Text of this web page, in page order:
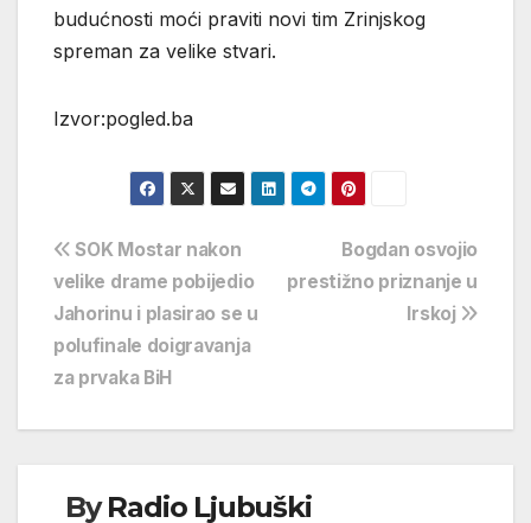
budućnosti moći praviti novi tim Zrinjskog
spreman za velike stvari.
Izvor:pogled.ba
Navigacija
objava
Bogdan osvojio
prestižno priznanje u
Irskoj
SOK Mostar nakon
velike drame pobijedio
Jahorinu i plasirao se u
polufinale doigravanja
za prvaka BiH
ByRadio Ljubuški